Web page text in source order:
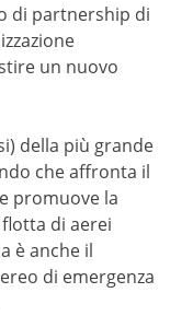
di partnership di
un nuovo
della più grande
che affronta il
promuove la
di aerei
è anche il
di emergenza